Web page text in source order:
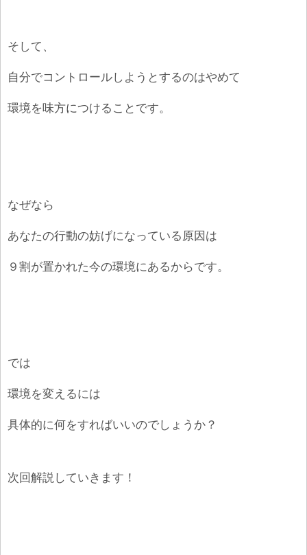
そして、
自分でコントロールしようとするのはやめて
環境を味方につけることです。
なぜなら
あなたの行動の妨げになっている原因は
９割が置かれた今の環境にあるからです。
では
環境を変えるには
具体的に何をすればいいのでしょうか？
次回解説していきます！